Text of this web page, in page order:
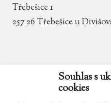
Souhlas s
cookies
Třebešice 1
257 26 Třebešice u
602 354 467